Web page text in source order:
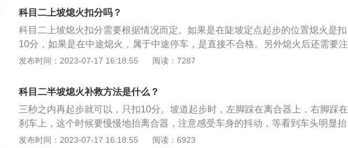
2、起步抬离合器过快：如果离合器抬得太快，发动机输出的动力和变速箱输入
轴的动力不成正比，摩擦力突然加大，就会造成熄火的现象。3、心态过于紧
张：一定要克服心理因素，学会放松心态，紧张的时候可以尝试深呼吸，有利于
缓解紧张情绪。
科目二上坡熄火扣分吗？
科目二上坡熄火扣分需要根据情况而定。如果是在陡坡定点起步的位置熄火是扣
10分，如果是在中途熄火，属于中途停车，是直接不合格。另外熄火后还需要注
意停留时间，不要超过30秒，不然被扣10分，车辆向后滑行不要超过30公分，否
妥善处置。上坡途中突然熄火，千万不能慌张。必须要保持冷静，拉手刹，并踩
下刹车控制汽车下滑。到半坡起步熄火，重新起步，挂一档，离合器踩到底，慢
抬离合器至半联动状态，此时，稳住离合器，开始轻踩油门，汽车开始抖动，松
手刹。最后，完全抬起离合器。挂一挡的好处是动力足、不易熄火，车速保持在
5到10公里每小时为宜，车速过快容易造成车身大幅度震动。
发布时间：2023-07-17 16:18:55 阅读：7287
科目二半坡熄火补救方法是什么？
三秒之内再起步就可以，只扣10分。坡道起步时，左脚踩在离合器上，右脚踩在
刹车上，这个时候要慢慢地抬离合器，注意感受车身的抖动，等看到车头明显抬
起一些时再慢慢放开刹车踏板，车就往前开。关于半坡起步：这关键靠对离合器
发布时间：2023-07-17 16:18:55 阅读：6923